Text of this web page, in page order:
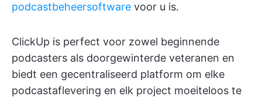
podcastbeheersoftware voor u is.
ClickUp is perfect voor zowel beginnende
podcasters als doorgewinterde veteranen en
biedt een gecentraliseerd platform om elke
podcastaflevering en elk project moeiteloos te